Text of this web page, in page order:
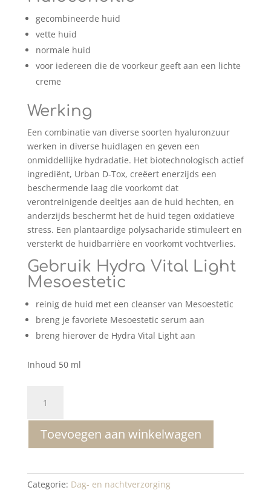
gecombineerde huid
vette huid
normale huid
voor iedereen die de voorkeur geeft aan een lichte
creme
Werking
Een combinatie van diverse soorten hyaluronzuur
werken in diverse huidlagen en geven een
onmiddellijke hydradatie. Het biotechnologisch actief
ingrediënt, Urban D-Tox, creëert enerzijds een
beschermende laag die voorkomt dat
verontreinigende deeltjes aan de huid hechten, en
anderzijds beschermt het de huid tegen oxidatieve
stress. Een plantaardige polysacharide stimuleert en
versterkt de huidbarrière en voorkomt vochtverlies.
Gebruik Hydra Vital Light
Mesoestetic
reinig de huid met een cleanser van Mesoestetic
breng je favoriete Mesoestetic serum aan
breng hierover de Hydra Vital Light aan
Inhoud 50 ml
Hydra
Vital
Light
aantal
Toevoegen aan winkelwagen
Categorie: Dag- en nachtverzorging